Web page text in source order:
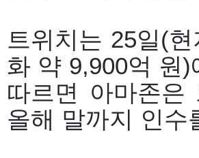
트위치는 25일(
화 약 9,900억 원
따르면 아마존
올해 말까지 인수